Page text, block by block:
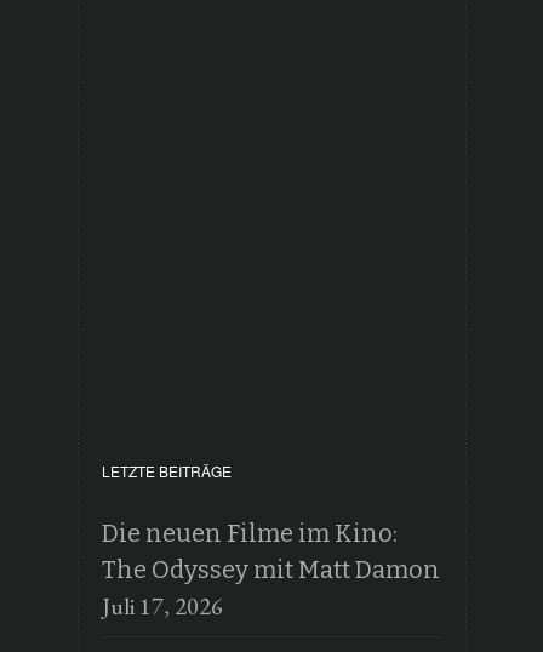
LETZTE BEITRÄGE
Die neuen Filme im Kino:
The Odyssey mit Matt Damon
Juli 17, 2026